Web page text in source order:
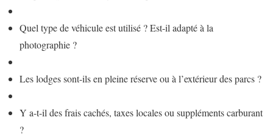
Quel type de véhicule est utilisé ? Est-il adapté à la
photographie ?
Les lodges sont-ils en pleine réserve ou à l’extérieur des parcs ?
Y a-t-il des frais cachés, taxes locales ou suppléments carburant
?